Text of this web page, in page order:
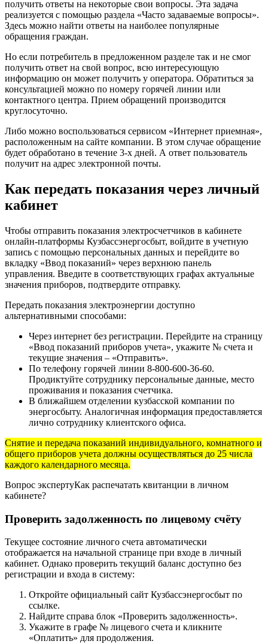
получить ответы на некоторые свои вопросы. Эта задача
реализуется с помощью раздела «Часто задаваемые вопросы».
Здесь можно найти ответы на наиболее популярные
обращения граждан.
Но если потребитель в предложенном разделе так и не смог
получить ответ на свой вопрос, всю интересующую
информацию он может получить у оператора. Обратиться за
консультацией можно по номеру горячей линии или
контактного центра. Прием обращений производится
круглосуточно.
Либо можно воспользоваться сервисом «Интернет приемная»,
расположенным на сайте компании. В этом случае обращение
будет обработано в течение 3-х дней. А ответ пользователь
получит на адрес электронной почты.
Как передать показания через личный
кабинет
Чтобы отправить показания электросчетчиков в кабинете
онлайн-платформы Кузбассэнергосбыт, войдите в учетную
запись с помощью персональных данных и перейдите во
вкладку «Ввод показаний» через верхнюю панель
управления. Введите в соответствующих графах актуальные
значения приборов, подтвердите отправку.
Передать показания электроэнергии доступно
альтернативными способами:
Через интернет без регистрации. Перейдите на страницу
«Ввод показаний приборов учета», укажите № счета и
текущие значения – «Отправить».
По телефону горячей линии 8-800-600-36-60.
Продиктуйте сотруднику персональные данные, место
проживания и показания счетчика.
В ближайшем отделении кузбасской компании по
энергосбыту. Аналогичная информация предоставляется
лично сотруднику клиентского офиса.
Снятие и передача показаний индивидуального, комнатного и
общего приборов учета должны осуществляться до 25 числа
каждого календарного месяца.
Вопрос экспертуКак распечатать квитанции в личном
кабинете?
Проверить задолженность по лицевому счёту
Текущее состояние личного счета автоматически
отображается на начальной странице при входе в личный
кабинет. Однако проверить текущий баланс доступно без
регистрации и входа в систему:
Откройте официальный сайт Кузбассэнергосбыт по
ссылке.
Найдите справа блок «Проверить задолженность».
Укажите в графе № лицевого счета и кликните
«Оплатить» для продолжения.